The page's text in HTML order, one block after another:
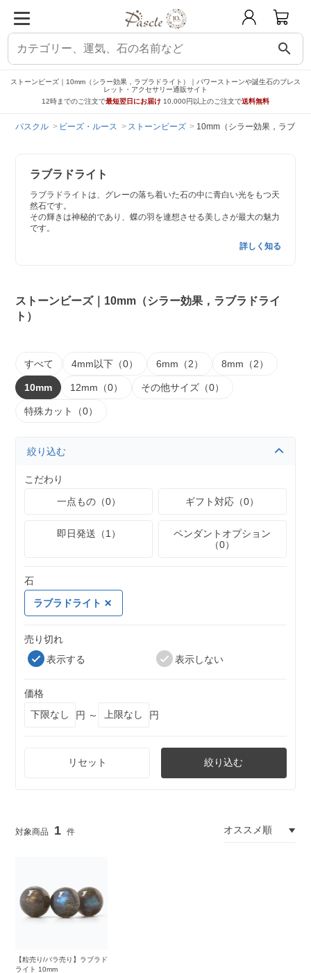
search
ストーンビーズ｜10mm（シラー効果，ラブラドライト）｜パワーストーンや誕生石のブレス
レット・アクセサリー通販サイト
12時までのご注文で最短翌日にお届け 10,000円以上のご注文で送料無料
パスクル ビーズ・ルース ストーンビーズ 10mm（シラー効果，ラブラ
ラブラドライト
ラブラドライトは、グレーの落ち着いた石の中に青白い光をもつ天
然石です。
その輝きは神秘的であり、蝶の羽を連想させる美しさが最大の魅力
です。
詳しく知る
ストーンビーズ｜10mm（シラー効果，ラブラドライ
ト）
すべて 4mm以下（0） 6mm（2） 8mm（2）
10mm 12mm（0） その他サイズ（0）
特殊カット（0）
絞り込む
こだわり
一点もの（0）
ギフト対応（0）
即日発送（1）
ペンダントオプション
（0）
石
ラブラドライト
売り切れ
表示する
表示しない
価格
円 ～
円
リセット 絞り込む
1
【粒売り/バラ売り】ラブラド
ライト 10mm